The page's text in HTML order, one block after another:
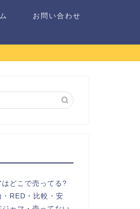
お問い合わせ
はどこで売ってる?
RED・比較・安